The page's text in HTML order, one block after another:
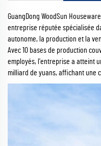
GuangDong WoodSun
entreprise réputée spécialisée
autonome, la production et la
Avec 10 bases de production
employés, l'entreprise a atteint
milliard de yuans, affichant une